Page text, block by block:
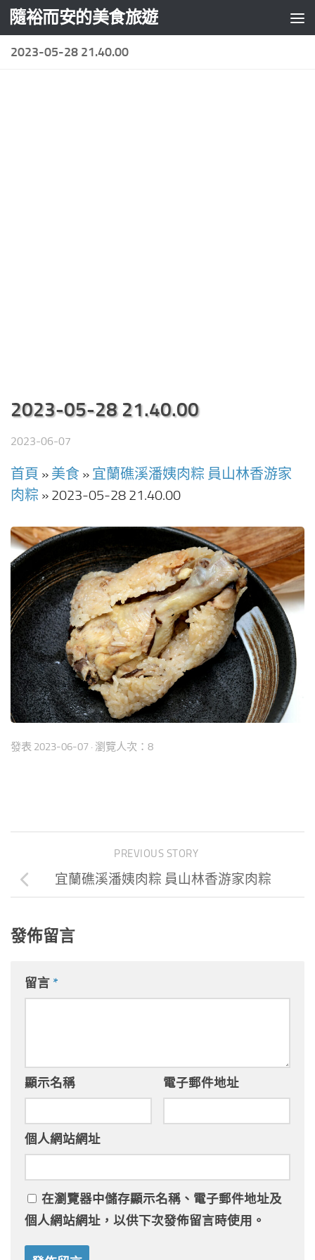
Skip to content
隨裕而安的美食旅遊
2023-05-28 21.40.00
2023-05-28 21.40.00
2023-06-07
首頁 » 美食 » 宜蘭礁溪潘姨肉粽 員山林香游家
肉粽 » 2023-05-28 21.40.00
發表 2023-06-07 · 瀏覽人次：8
PREVIOUS STORY
宜蘭礁溪潘姨肉粽 員山林香游家肉粽
發佈留言
留言 *
顯示名稱 電子郵件地址
個人網站網址
在瀏覽器中儲存顯示名稱、電子郵件地址及
個人網站網址，以供下次發佈留言時使用。